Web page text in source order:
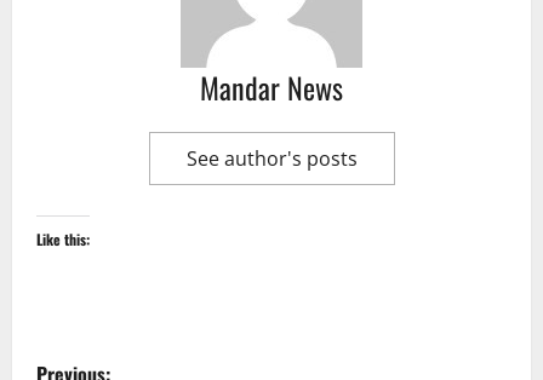
Mandar News
See author's posts
Like this:
P